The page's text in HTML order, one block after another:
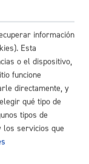
información
Esta
o el dispositivo,
funcione
directamente, y
qué tipo de
tipos de
los servicios que